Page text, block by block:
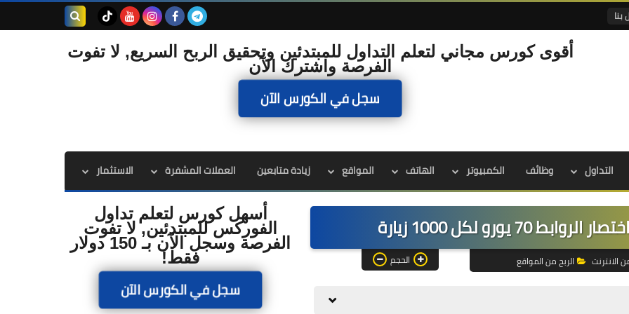
بنا
أقوى كورس مجاني لتعلم التداول للمبتدئين وتحقيق الربح السريع, لا تفوت
الفرصة واشترك الآن
سجل في الكورس الآن
التداول وظائف الكمبيوتر الهاتف المواقع زيادة متابعين العملات المشفرة الاستثمار
الانترنت الربح من المواقع الحجم
أسهل كورس لتعلم تداول
الفوركس للمبتدئين, لا تفوت
الفرصة وسجل الآن بـ 150 دولار
فقط!
سجل في الكورس الآن